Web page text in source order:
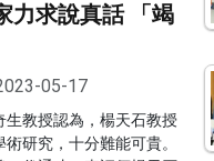
力求說真話 「竭
05-17
教授認為，楊天石教授
研究，十分難能可貴。